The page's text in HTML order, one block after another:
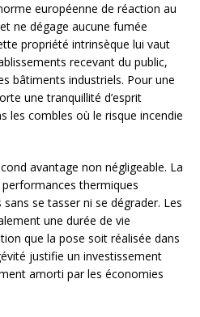
européenne de réaction au
ne dégage aucune fumée
propriété intrinsèque lui vaut
recevant du public,
bâtiments industriels. Pour une
une tranquillité d’esprit
les combles où le risque incendie
avantage non négligeable. La
thermiques
se tasser ni se dégrader. Les
une durée de vie
que la pose soit réalisée dans
justifie un investissement
amorti par les économies